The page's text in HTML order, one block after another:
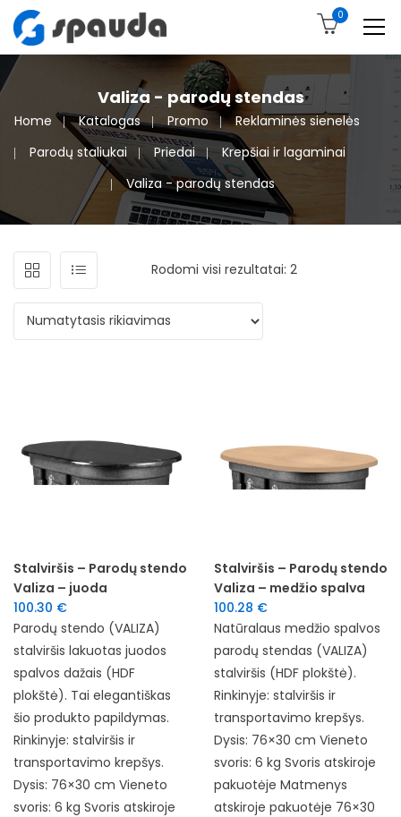
0
Valiza - parodų stendas
Home Katalogas Promo
Reklaminės sienelės
Parodų staliukai
Priedai
Krepšiai ir lagaminai
Valiza - parodų stendas
Rodomi visi rezultatai: 2
Stalviršis – Parodų stendo
Valiza – juoda
100.30 €
Parodų stendo (VALIZA)
stalviršis lakuotas juodos
spalvos dažais (HDF
plokštė). Tai elegantiškas
šio produkto papildymas.
Rinkinyje: stalviršis ir
transportavimo krepšys.
Dysis: 76×30 cm Vieneto
svoris: 6 kg Svoris atskiroje
Stalviršis – Parodų stendo
Valiza – medžio spalva
100.28 €
Natūralaus medžio spalvos
parodų stendas (VALIZA)
stalviršis (HDF plokštė).
Rinkinyje: stalviršis ir
transportavimo krepšys.
Dysis: 76×30 cm Vieneto
svoris: 6 kg Svoris atskiroje
pakuotėje Matmenys
atskiroje pakuotėje 76×30